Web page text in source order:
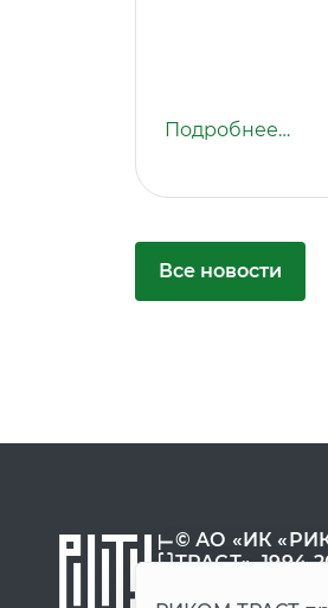
Подробнее…
Все новости
© АО «ИК
ТРАСТ», 1994-